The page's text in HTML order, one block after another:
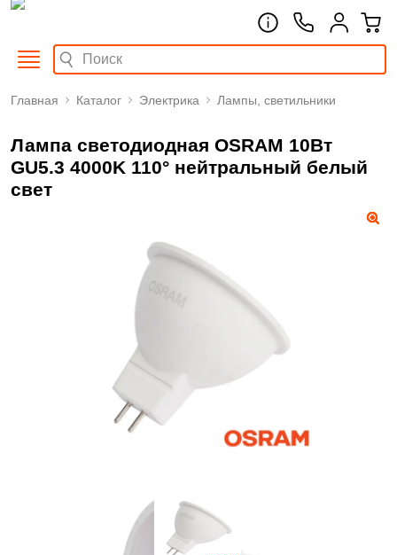
Главная Каталог Электрика Лампы, светильники
Лампа светодиодная OSRAM 10Вт
GU5.3 4000K 110° нейтральный белый
свет